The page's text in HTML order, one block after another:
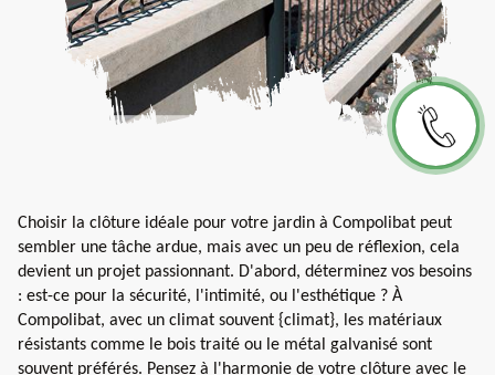
Choisir la clôture idéale pour votre jardin à Compolibat peut
sembler une tâche ardue, mais avec un peu de réflexion, cela
devient un projet passionnant. D'abord, déterminez vos besoins
: est-ce pour la sécurité, l'intimité, ou l'esthétique ? À
Compolibat, avec un climat souvent {climat}, les matériaux
résistants comme le bois traité ou le métal galvanisé sont
souvent préférés. Pensez à l'harmonie de votre clôture avec le